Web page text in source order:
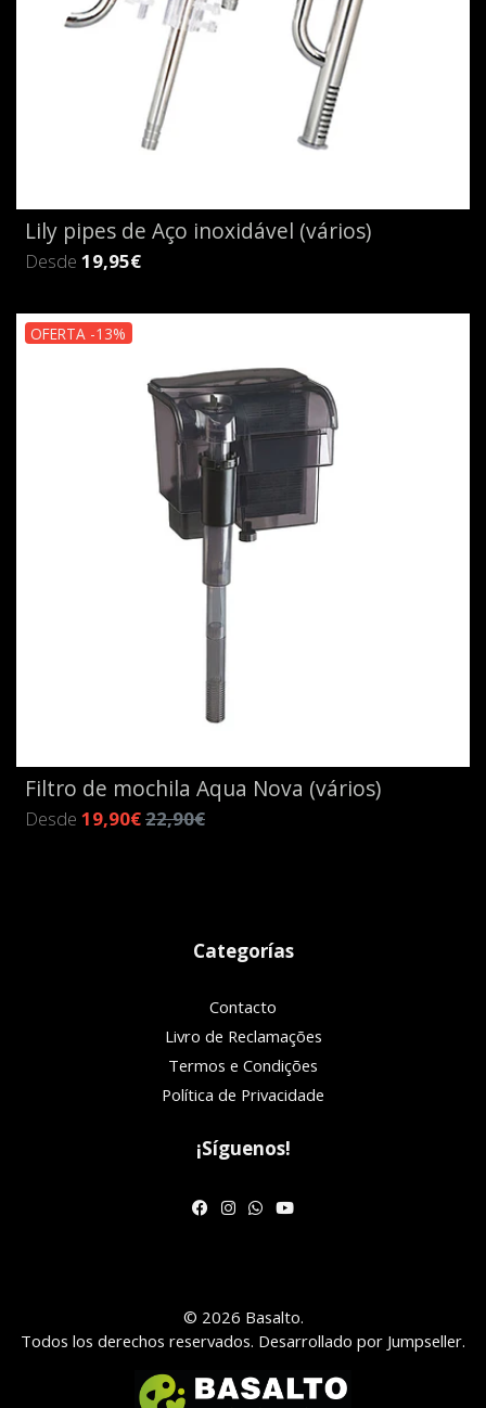
Lily pipes de Aço inoxidável (vários)
Desde 19,95€
OFERTA -13%
Filtro de mochila Aqua Nova (vários)
Desde 19,90€22,90€
Categorías
Contacto
Livro de Reclamações
Termos e Condições
Política de Privacidade
¡Síguenos!
© 2026 Basalto.
Todos los derechos reservados. Desarrollado por Jumpseller.